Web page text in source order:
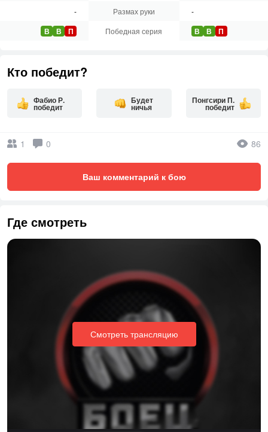
-
В В П
Размах руки
Победная серия
-
В В П
Кто победит?
Фабио Р.
победит
Будет
ничья
Понгсири П.
победит
1 0 86
Ваш комментарий к бою
Где смотреть
Смотреть трансляцию